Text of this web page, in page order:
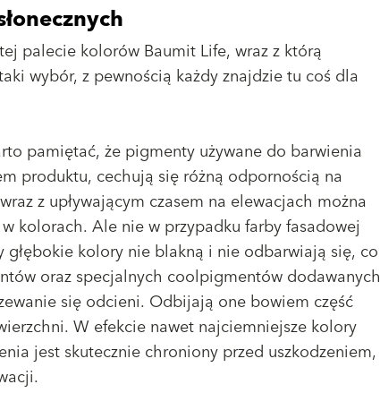
palecie kolorów Baumit Life, wraz z którą
wybór, z pewnością każdy znajdzie tu coś dla
pamiętać, że pigmenty używane do barwienia
produktu, cechują się różną odpornością na
z upływającym czasem na elewacjach można
kolorach. Ale nie w przypadku farby fasadowej
kolory nie blakną i nie odbarwiają się, co
oraz specjalnych coolpigmentów dodawanych
się odcieni. Odbijają one bowiem część
W efekcie nawet najciemniejsze kolory
jest skutecznie chroniony przed uszkodzeniem,